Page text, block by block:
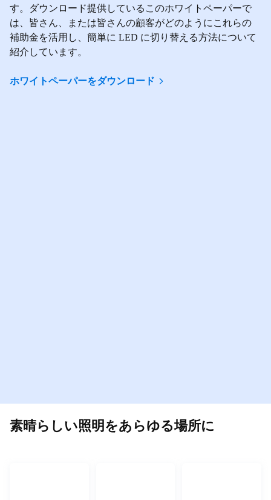
す。ダウンロード提供しているこのホワイトペーパーで
は、皆さん、または皆さんの顧客がどのようにこれらの
補助金を活用し、簡単に LED に切り替える方法について
紹介しています。
ホワイトペーパーをダウンロード
素晴らしい照明をあらゆる場所に